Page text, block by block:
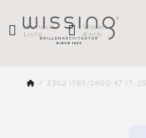
Wunsch
Liste
Waren
Korb
3362 1783/2800 47 1T-23